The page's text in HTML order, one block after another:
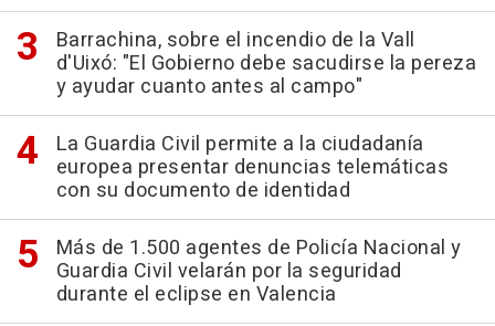
Barrachina, sobre el incendio de la Vall
d'Uixó: "El Gobierno debe sacudirse la pereza
y ayudar cuanto antes al campo"
La Guardia Civil permite a la ciudadanía
europea presentar denuncias telemáticas
con su documento de identidad
Más de 1.500 agentes de Policía Nacional y
Guardia Civil velarán por la seguridad
durante el eclipse en Valencia